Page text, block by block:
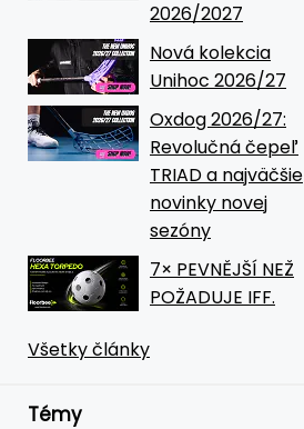
2026/2027
Nová kolekcia
Unihoc 2026/27
Oxdog 2026/27:
Revolučná čepeľ
TRIAD a najväčšie
novinky novej
sezóny
7× PEVNĚJŠÍ NEŽ
POŽADUJE IFF.
Všetky články
Témy